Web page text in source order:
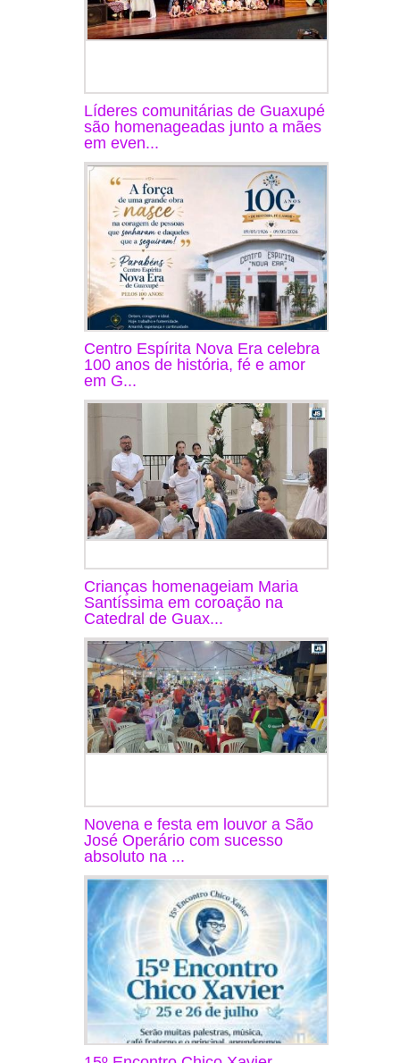
Líderes comunitárias de Guaxupé
são homenageadas junto a mães
em even...
Centro Espírita Nova Era celebra
100 anos de história, fé e amor
em G...
Crianças homenageiam Maria
Santíssima em coroação na
Catedral de Guax...
Novena e festa em louvor a São
José Operário com sucesso
absoluto na ...